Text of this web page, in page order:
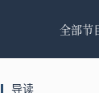
全部节
导读